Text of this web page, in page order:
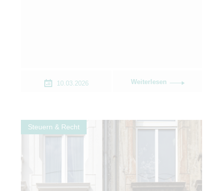
10.03.2026 Weiterlesen
Steuern & Recht